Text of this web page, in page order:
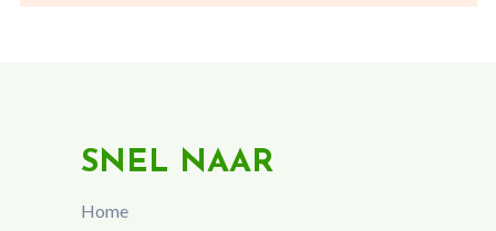
SNEL NAAR
Home